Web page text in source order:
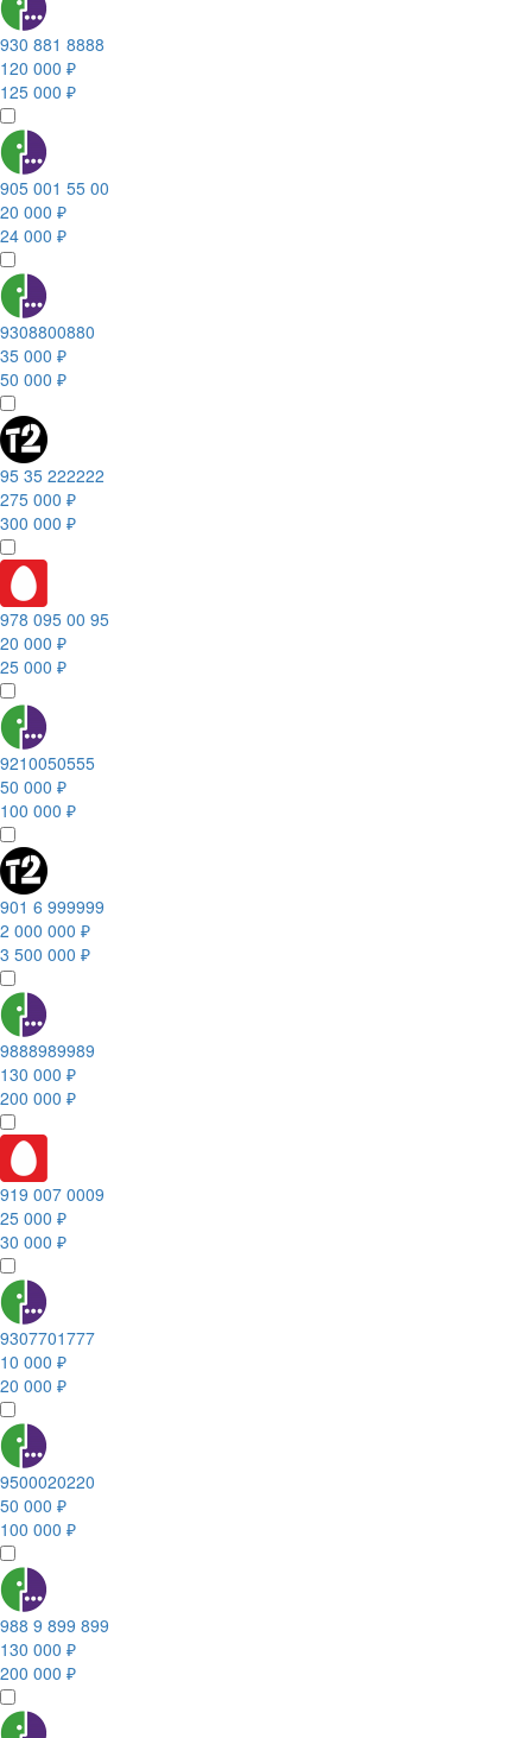
930 881 8888
120 000 ₽
125 000 ₽
905 001 55 00
20 000 ₽
24 000 ₽
9308800880
35 000 ₽
50 000 ₽
95 35 222222
275 000 ₽
300 000 ₽
978 095 00 95
20 000 ₽
25 000 ₽
9210050555
50 000 ₽
100 000 ₽
901 6 999999
2 000 000 ₽
3 500 000 ₽
9888989989
130 000 ₽
200 000 ₽
919 007 0009
25 000 ₽
30 000 ₽
9307701777
10 000 ₽
20 000 ₽
9500020220
50 000 ₽
100 000 ₽
988 9 899 899
130 000 ₽
200 000 ₽